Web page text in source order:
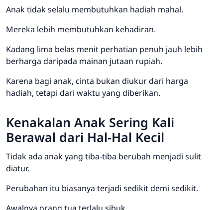
Anak tidak selalu membutuhkan hadiah mahal.
Mereka lebih membutuhkan kehadiran.
Kadang lima belas menit perhatian penuh jauh lebih
berharga daripada mainan jutaan rupiah.
Karena bagi anak, cinta bukan diukur dari harga
hadiah, tetapi dari waktu yang diberikan.
Kenakalan Anak Sering Kali
Berawal dari Hal-Hal Kecil
Tidak ada anak yang tiba-tiba berubah menjadi sulit
diatur.
Perubahan itu biasanya terjadi sedikit demi sedikit.